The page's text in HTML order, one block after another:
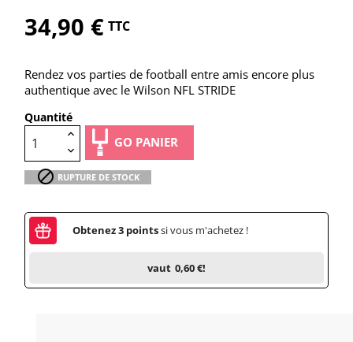
34,90 € TTC
Rendez vos parties de football entre amis encore plus
authentique avec le Wilson NFL STRIDE
Quantité
GO PANIER
 RUPTURE DE STOCK
Obtenez3 pointssi vous m'achetez !
vaut 0,60 €!